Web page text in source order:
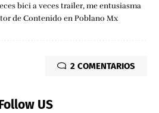
bici a veces trailer, me entusiasma
de Contenido en Poblano Mx
2 COMENTARIOS
US